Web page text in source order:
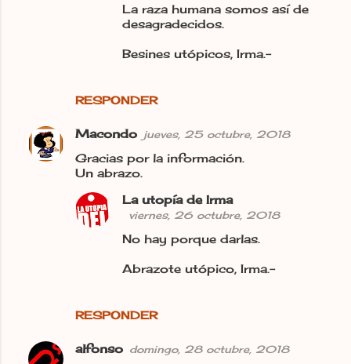
RESPONDER
La raza humana somos así de
desagradecidos.
Besines utópicos, Irma.-
Macondo jueves, 25 octubre, 2018
Gracias por la información.
Un abrazo.
RESPONDER
La utopía de Irma
viernes, 26 octubre, 2018
No hay porque darlas.
Abrazote utópico, Irma.-
alfonso domingo, 28 octubre, 2018